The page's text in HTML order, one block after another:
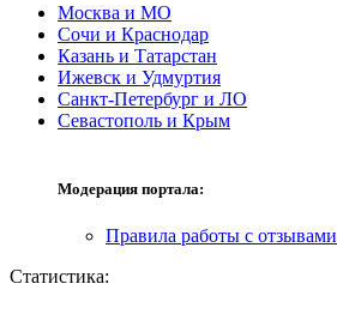
Москва и МО
Сочи и Краснодар
Казань и Татарстан
Ижевск и Удмуртия
Санкт-Петербург и ЛО
Севастополь и Крым
Модерация портала:
Правила работы с отзывами
Статистика: